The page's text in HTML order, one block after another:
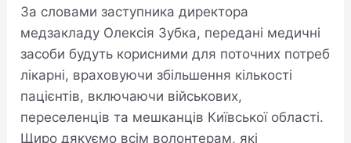
За словами заступника директора
медзакладу Олексія Зубка, передані медичні
засоби будуть корисними для поточних потреб
лікарні, враховуючи збільшення кількості
пацієнтів, включаючи військових,
переселенців та мешканців Київської області.
Щиро дякуємо всім волонтерам, які